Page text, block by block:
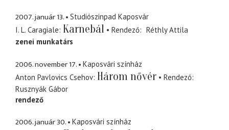
2007. január 13.
Studiószinpad Kaposvár
I. L. Caragiale Karnebál Rendező
Réthly Attila
zenei munkatárs
2006. november 17.
Kaposvári színház
Anton Pavlovics Csehov Három nővér
Rendező
Rusznyák Gábor
rendező
2006. január 30. Kaposvári színház